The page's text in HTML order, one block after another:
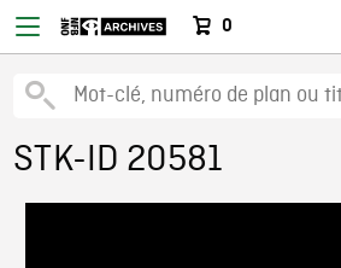
0
STK-ID 20581